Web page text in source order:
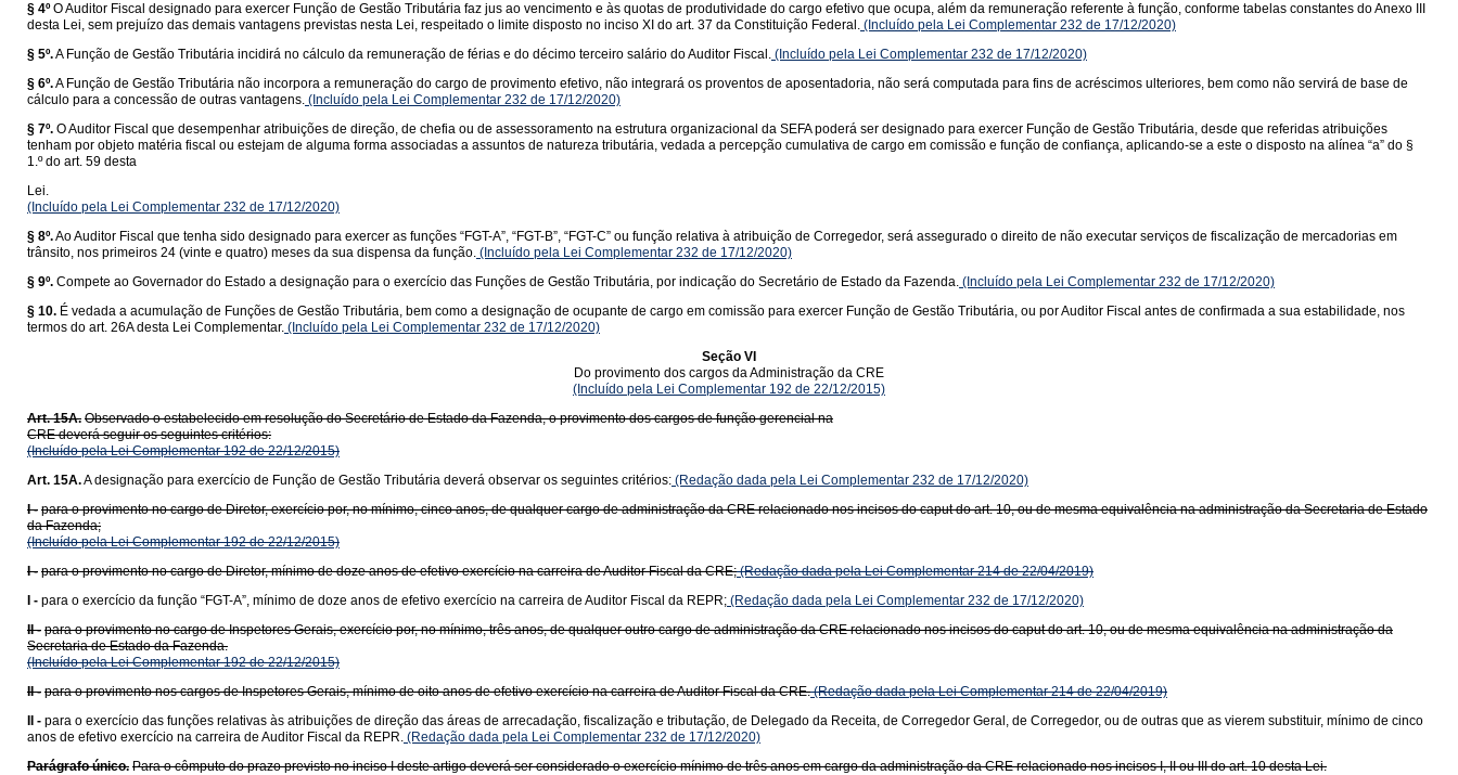
§ 4º O Auditor Fiscal designado para exercer Função de Gestão Tributária faz jus ao vencimento e às quotas de produtividade do cargo efetivo que ocupa, além da remuneração referente à função, conforme tabelas constantes do Anexo III
desta Lei, sem prejuízo das demais vantagens previstas nesta Lei, respeitado o limite disposto no inciso XI do art. 37 da Constituição Federal. (Incluído pela Lei Complementar 232 de 17/12/2020)
§ 5º.A Função de Gestão Tributária incidirá no cálculo da remuneração de férias e do décimo terceiro salário do Auditor Fiscal. (Incluído pela Lei Complementar 232 de 17/12/2020)
§ 6º.A Função de Gestão Tributária não incorpora a remuneração do cargo de provimento efetivo, não integrará os proventos de aposentadoria, não será computada para fins de acréscimos ulteriores, bem como não servirá de base de
cálculo para a concessão de outras vantagens. (Incluído pela Lei Complementar 232 de 17/12/2020)
§ 7º. O Auditor Fiscal que desempenhar atribuições de direção, de chefia ou de assessoramento na estrutura organizacional da SEFA poderá ser designado para exercer Função de Gestão Tributária, desde que referidas atribuições
tenham por objeto matéria fiscal ou estejam de alguma forma associadas a assuntos de natureza tributária, vedada a percepção cumulativa de cargo em comissão e função de confiança, aplicando-se a este o disposto na alínea “a” do §
1.º do art. 59 desta
Lei.
(Incluído pela Lei Complementar 232 de 17/12/2020)
§ 8º.Ao Auditor Fiscal que tenha sido designado para exercer as funções “FGT-A”, “FGT-B”, “FGT-C” ou função relativa à atribuição de Corregedor, será assegurado o direito de não executar serviços de fiscalização de mercadorias em
trânsito, nos primeiros 24 (vinte e quatro) meses da sua dispensa da função. (Incluído pela Lei Complementar 232 de 17/12/2020)
§ 9º. Compete ao Governador do Estado a designação para o exercício das Funções de Gestão Tributária, por indicação do Secretário de Estado da Fazenda. (Incluído pela Lei Complementar 232 de 17/12/2020)
§ 10. É vedada a acumulação de Funções de Gestão Tributária, bem como a designação de ocupante de cargo em comissão para exercer Função de Gestão Tributária, ou por Auditor Fiscal antes de confirmada a sua estabilidade, nos
termos do art. 26A desta Lei Complementar. (Incluído pela Lei Complementar 232 de 17/12/2020)
Seção VI
Do provimento dos cargos da Administração da CRE
(Incluído pela Lei Complementar 192 de 22/12/2015)
Art. 15A. Observado o estabelecido em resolução do Secretário de Estado da Fazenda, o provimento dos cargos de função gerencial na
CRE deverá seguir os seguintes critérios:
(Incluído pela Lei Complementar 192 de 22/12/2015)
Art. 15A.A designação para exercício de Função de Gestão Tributária deverá observar os seguintes critérios: (Redação dada pela Lei Complementar 232 de 17/12/2020)
I - para o provimento no cargo de Diretor, exercício por, no mínimo, cinco anos, de qualquer cargo de administração da CRE relacionado nos incisos do caput do art. 10, ou de mesma equivalência na administração da Secretaria de Estado
da Fazenda;
(Incluído pela Lei Complementar 192 de 22/12/2015)
I - para o provimento no cargo de Diretor, mínimo de doze anos de efetivo exercício na carreira de Auditor Fiscal da CRE;(Redação dada pela Lei Complementar 214 de 22/04/2019)
I - para o exercício da função “FGT-A”, mínimo de doze anos de efetivo exercício na carreira de Auditor Fiscal da REPR; (Redação dada pela Lei Complementar 232 de 17/12/2020)
II - para o provimento no cargo de Inspetores Gerais, exercício por, no mínimo, três anos, de qualquer outro cargo de administração da CRE relacionado nos incisos do caput do art. 10, ou de mesma equivalência na administração da
Secretaria de Estado da Fazenda.
(Incluído pela Lei Complementar 192 de 22/12/2015)
II - para o provimento nos cargos de Inspetores Gerais, mínimo de oito anos de efetivo exercício na carreira de Auditor Fiscal da CRE.(Redação dada pela Lei Complementar 214 de 22/04/2019)
II - para o exercício das funções relativas às atribuições de direção das áreas de arrecadação, fiscalização e tributação, de Delegado da Receita, de Corregedor Geral, de Corregedor, ou de outras que as vierem substituir, mínimo de cinco
anos de efetivo exercício na carreira de Auditor Fiscal da REPR. (Redação dada pela Lei Complementar 232 de 17/12/2020)
Parágrafo único. Para o cômputo do prazo previsto no inciso I deste artigo deverá ser considerado o exercício mínimo de três anos em cargo da administração da CRE relacionado nos incisos I, II ou III do art. 10 desta Lei.